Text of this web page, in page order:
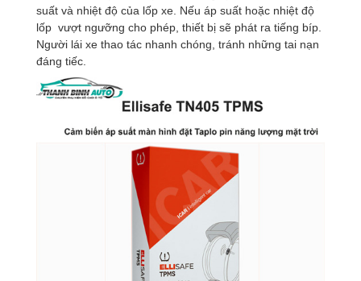
suất và nhiệt độ của lốp xe. Nếu áp suất hoặc nhiệt độ
lốp vượt ngưỡng cho phép, thiết bị sẽ phát ra tiếng bíp.
Người lái xe thao tác nhanh chóng, tránh những tai nạn
đáng tiếc.